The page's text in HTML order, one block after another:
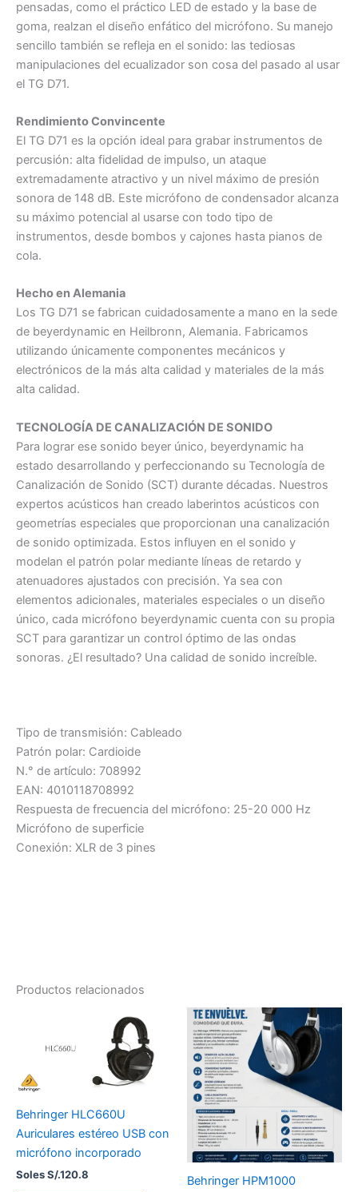
pensadas, como el práctico LED de estado y la base de
goma, realzan el diseño enfático del micrófono. Su manejo
sencillo también se refleja en el sonido: las tediosas
manipulaciones del ecualizador son cosa del pasado al usar
el TG D71.
Rendimiento Convincente
El TG D71 es la opción ideal para grabar instrumentos de
percusión: alta fidelidad de impulso, un ataque
extremadamente atractivo y un nivel máximo de presión
sonora de 148 dB. Este micrófono de condensador alcanza
su máximo potencial al usarse con todo tipo de
instrumentos, desde bombos y cajones hasta pianos de
cola.
Hecho en Alemania
Los TG D71 se fabrican cuidadosamente a mano en la sede
de beyerdynamic en Heilbronn, Alemania. Fabricamos
utilizando únicamente componentes mecánicos y
electrónicos de la más alta calidad y materiales de la más
alta calidad.
TECNOLOGÍA DE CANALIZACIÓN DE SONIDO
Para lograr ese sonido beyer único, beyerdynamic ha
estado desarrollando y perfeccionando su Tecnología de
Canalización de Sonido (SCT) durante décadas. Nuestros
expertos acústicos han creado laberintos acústicos con
geometrías especiales que proporcionan una canalización
de sonido optimizada. Estos influyen en el sonido y
modelan el patrón polar mediante líneas de retardo y
atenuadores ajustados con precisión. Ya sea con
elementos adicionales, materiales especiales o un diseño
único, cada micrófono beyerdynamic cuenta con su propia
SCT para garantizar un control óptimo de las ondas
sonoras. ¿El resultado? Una calidad de sonido increíble.
Tipo de transmisión: Cableado
Patrón polar: Cardioide
N.° de artículo: 708992
EAN: 4010118708992
Respuesta de frecuencia del micrófono: 25-20 000 Hz
Micrófono de superficie
Conexión: XLR de 3 pines
Productos relacionados
Behringer HLC660U
Auriculares estéreo USB con
micrófono incorporado
Soles S/.120.8
Behringer HPM1000